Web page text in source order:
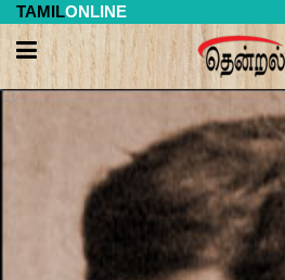
TAMILONLINE